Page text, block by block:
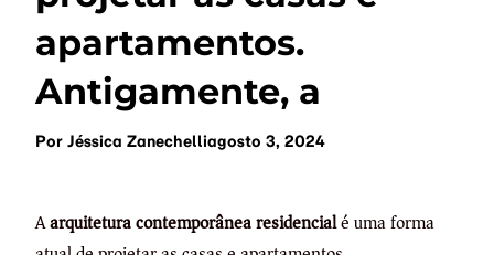
apartamentos.
Antigamente, a
Por Jéssica Zanechelliagosto 3, 2024
Aarquitetura contemporânea residencialé uma forma